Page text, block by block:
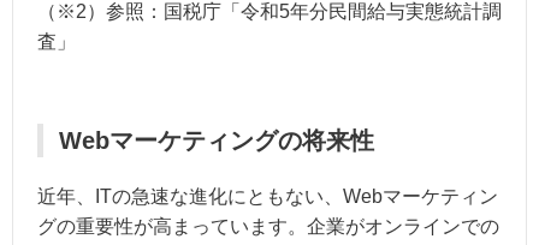
（※2）参照： 国税庁「令和5年分民間給与実態統計調
査」
Webマーケティングの将来性
近年、ITの急速な進化にともない、Webマーケティン
グの重要性が高まっています。企業がオンラインでの